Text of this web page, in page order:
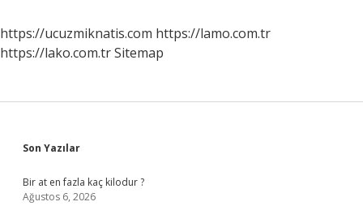
https://ucuzmiknatis.com https://lamo.com.tr
https://lako.com.trSitemap
Sidebar
Son Yazılar
Bir at en fazla kaç kilodur ?
Ağustos 6, 2026